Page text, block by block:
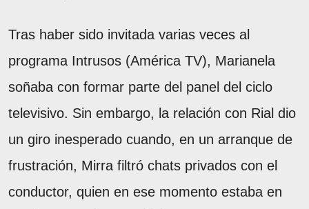
Tras haber sido invitada varias veces al
programa Intrusos (América TV), Marianela
soñaba con formar parte del panel del ciclo
televisivo. Sin embargo, la relación con Rial dio
un giro inesperado cuando, en un arranque de
frustración, Mirra filtró chats privados con el
conductor, quien en ese momento estaba en